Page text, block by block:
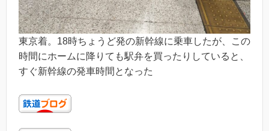
東京着。18時ちょうど発の新幹線に乗車したが、この
時間にホームに降りても駅弁を買ったりしていると、
すぐ新幹線の発車時間となった